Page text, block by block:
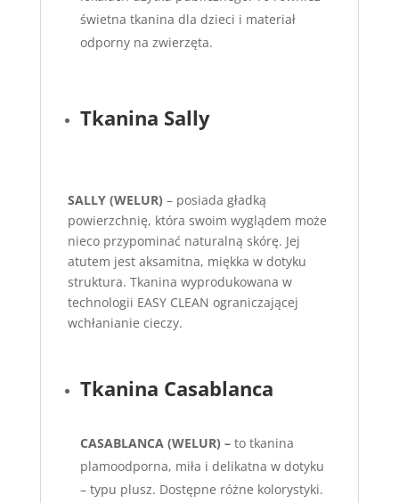
świetna tkanina dla dzieci i materiał
odporny na zwierzęta.
Tkanina Sally
SALLY (WELUR) – posiada gładką
powierzchnię, która swoim wyglądem może
nieco przypominać naturalną skórę. Jej
atutem jest aksamitna, miękka w dotyku
struktura. Tkanina wyprodukowana w
technologii EASY CLEAN ograniczającej
wchłanianie cieczy.
Tkanina Casablanca
CASABLANCA (WELUR) –to tkanina
plamoodporna, miła i delikatna w dotyku
– typu plusz. Dostępne różne kolorystyki.